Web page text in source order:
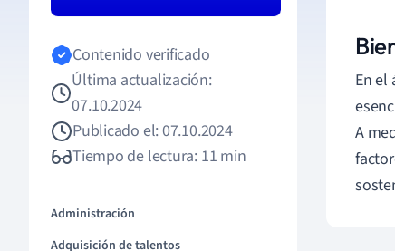
Contenido verificado
Última actualización:
07.10.2024
Publicado el: 07.10.2024
Tiempo de lectura: 11 min
Administración
Adquisición de talentos
En el
A